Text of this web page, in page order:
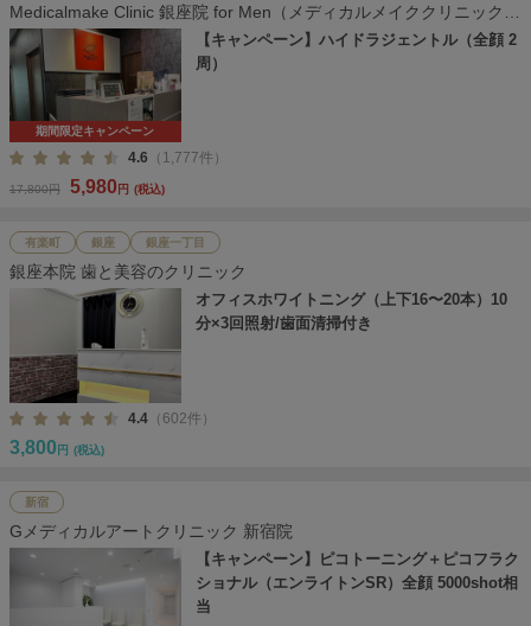
Medicalmake Clinic 銀座院 for Men（メディカルメイククリニック
銀座院）
期間限定キャンペーン
【キャンペーン】ハイドラジェントル（全顔 2
周）
4.6 （1,777件）
17,800円 5,980円 (税込)
有楽町 銀座 銀座一丁目
銀座本院 歯と美容のクリニック
オフィスホワイトニング（上下16〜20本）10
分×3回照射/歯面清掃付き
4.4 （602件）
3,800 円 (税込)
新宿
Gメディカルアートクリニック 新宿院
【キャンペーン】ピコトーニング＋ピコフラク
ショナル（エンライトンSR）全顔 5000shot相
当